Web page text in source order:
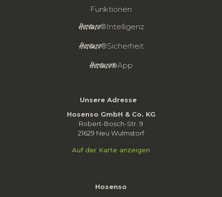
Funktionen
Hosenso®Intelligenz
Hosenso®Sicherheit
Hosenso®App
Unsere Adresse
Hosenso GmbH & Co. KG
Robert-Bosch-Str. 9
21629 Neu Wulmstorf
Auf der Karte anzeigen
Hosenso